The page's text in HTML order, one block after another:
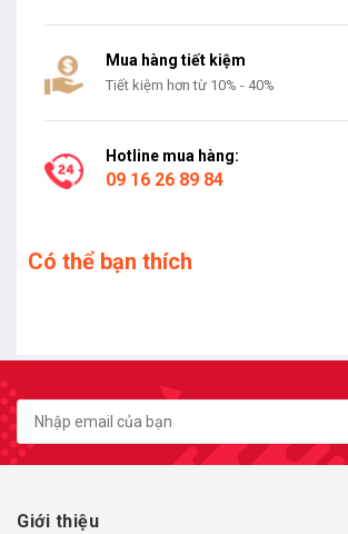
Mua hàng tiết kiệm
Tiết kiệm hơn từ 10% - 40%
Hotline mua hàng:
09 16 26 89 84
Có thể bạn thích
Giới thiệu